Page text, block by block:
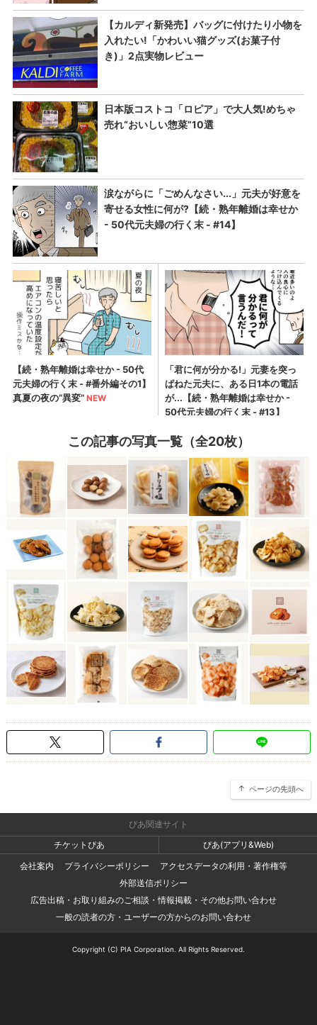
この記事の写真一覧（全20枚）
ページの先頭へ
ぴあ関連サイト
チケットぴあ
ぴあ(アプリ&Web)
会社案内
プライバシーポリシー
アクセスデータの利用・著作権等
外部送信ポリシー
広告出稿・お取り組みのご相談・情報掲載・その他お問い合わせ
一般の読者の方・ユーザーの方からのお問い合わせ
Copyright (C) PIA Corporation. All Rights Reserved.